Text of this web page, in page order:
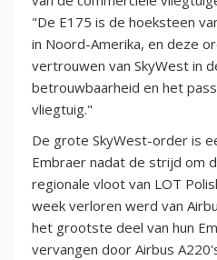
"De E175 is de hoeksteen
in Noord-Amerika, en deze
vertrouwen van SkyWest in
betrouwbaarheid en het
vliegtuig."
De grote SkyWest-order is
Embraer nadat de strijd om
regionale vloot van LOT
week verloren werd van
het grootste deel van hun
vervangen door Airbus